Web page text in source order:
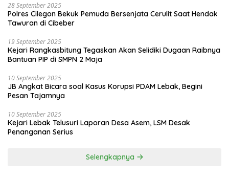
28 September 2025
Polres Cilegon Bekuk Pemuda Bersenjata Cerulit Saat Hendak
Tawuran di Cibeber
19 September 2025
Kejari Rangkasbitung Tegaskan Akan Selidiki Dugaan Raibnya
Bantuan PIP di SMPN 2 Maja
10 September 2025
JB Angkat Bicara soal Kasus Korupsi PDAM Lebak, Begini
Pesan Tajamnya
10 September 2025
Kejari Lebak Telusuri Laporan Desa Asem, LSM Desak
Penanganan Serius
Selengkapnya